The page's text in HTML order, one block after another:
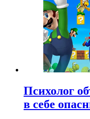
Психолог
в себе